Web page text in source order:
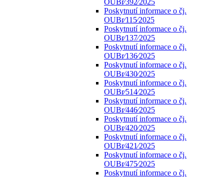
OUBr⁄392⁄2025
Poskytnutí informace o čj.
OUBr⁄115⁄2025
Poskytnutí informace o čj.
OUBr⁄137⁄2025
Poskytnutí informace o čj.
OUBr⁄136⁄2025
Poskytnutí informace o čj.
OUBr⁄430⁄2025
Poskytnutí informace o čj.
OUBr⁄514⁄2025
Poskytnutí informace o čj.
OUBr⁄446⁄2025
Poskytnutí informace o čj.
OUBr⁄420⁄2025
Poskytnutí informace o čj.
OUBr⁄421⁄2025
Poskytnutí informace o čj.
OUBr⁄475⁄2025
Poskytnutí informace o čj.